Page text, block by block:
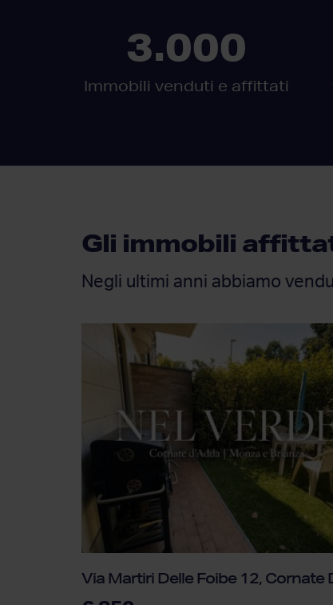
3.000
Immobili venduti e affittati
Gli immobili
Negli ultimi anni abbiamo
Via Martiri Delle Foibe 12, Cornate